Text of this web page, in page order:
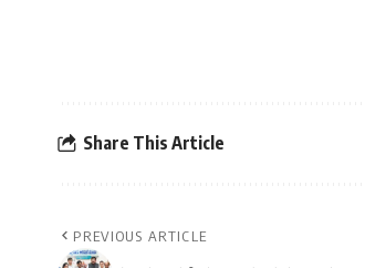
Share This Article
PREVIOUS ARTICLE